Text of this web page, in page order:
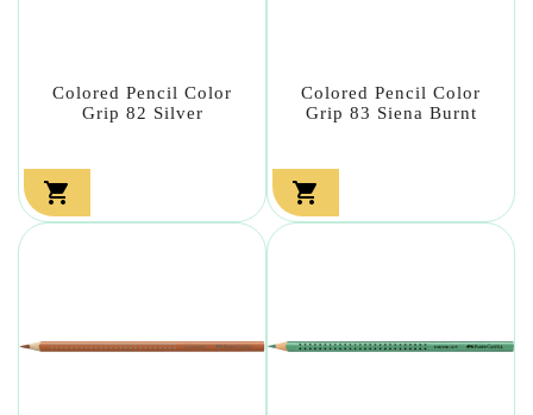
Colored Pencil Color
Grip 82 Silver

Colored Pencil Color
Grip 83 Siena Burnt
